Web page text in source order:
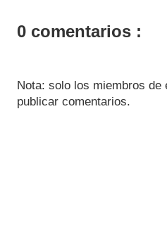
0 comentarios :
Nota: solo los miembros de
publicar comentarios.